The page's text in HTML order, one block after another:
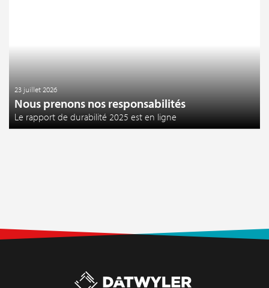
23 juillet 2026
Nous prenons nos responsabilités
Le rapport de durabilité 2025 est en ligne